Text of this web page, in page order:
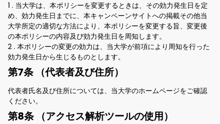
1 . 当大学は、本ポリシーを変更するときは、その効力発生日を定
め、効力発生日までに、本キャンペーンサイトへの掲載その他当
大学所定の適切な方法により、本ポリシーを変更する旨、変更後
の本ポリシーの内容及び効力発生日を周知します。
2 . 本ポリシーの変更の効力は、当大学が前項により周知を行った
効力発生日から生じるものとします。
第7条 （代表者及び住所）
代表者氏名及び住所については、当大学のホームページをご確認
ください。
第8条 （アクセス解析ツールの使用）